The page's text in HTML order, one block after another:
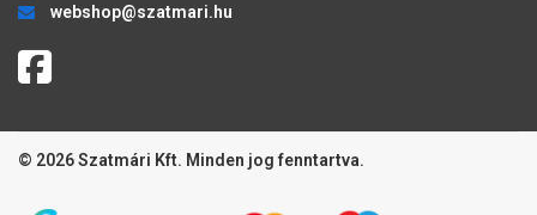
webshop@szatmari.hu
© 2026 Szatmári Kft. Minden jog fenntartva.